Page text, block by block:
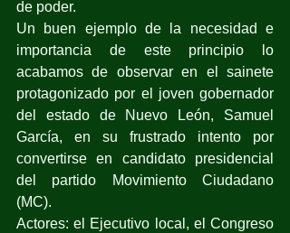
de poder.
Un buen ejemplo de la necesidad e
importancia de este principio lo
acabamos de observar en el sainete
protagonizado por el joven gobernador
del estado de Nuevo León, Samuel
García, en su frustrado intento por
convertirse en candidato presidencial
del partido Movimiento Ciudadano
(MC).
Actores: el Ejecutivo local, el Congreso